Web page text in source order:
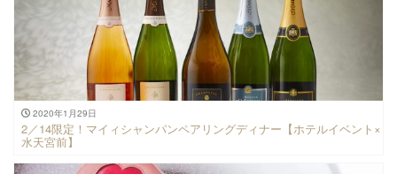
2020年1月29日
2／14限定！マイィシャンパンペアリングディナー【ホテルイベント×
水天宮前】